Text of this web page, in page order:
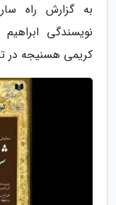
به گزارش راه
نویسندگی
کریمی هسنیجه در